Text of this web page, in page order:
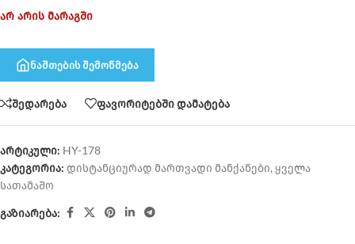
არ არის მარაგში
ნაშთების შემოწმება
შედარება ფავორიტებში დამატება
არტიკული: HY-178
კატეგორია: დისტანციურად მართვადი მანქანები, ყველა
სათამაშო
გაზიარება: